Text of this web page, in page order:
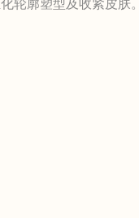
轮廓塑型及收紧皮肤。